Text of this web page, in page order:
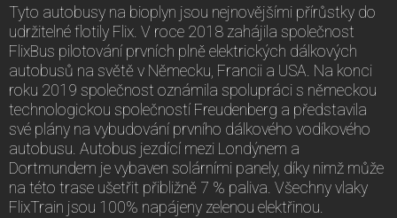
Tyto autobusy na bioplyn jsou nejnovějšími přírůstky do
udržitelné flotily Flix. V roce 2018 zahájila společnost
FlixBus pilotování prvních plně elektrických dálkových
autobusů na světě v Německu, Francii a USA. Na konci
roku 2019 společnost oznámila spolupráci s německou
technologickou společností Freudenberg a představila
své plány na vybudování prvního dálkového vodíkového
autobusu. Autobus jezdící mezi Londýnem a
Dortmundem je vybaven solárními panely, díky nimž může
na této trase ušetřit přibližně 7 % paliva. Všechny vlaky
FlixTrain jsou 100% napájeny zelenou elektřinou.